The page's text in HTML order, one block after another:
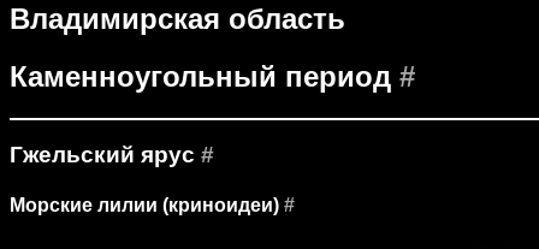
Владимирская область
Каменноугольный период #
Гжельский ярус #
Морские лилии (криноидеи) #